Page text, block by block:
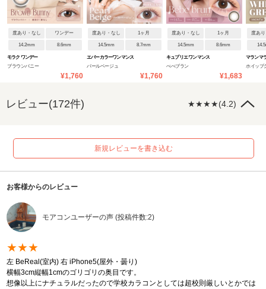
度あり・なし ワンデー
14.2mm 8.6mm
モラク ワンデー
ブラウンバニー
¥1,760
度あり・なし 1ヶ月
14.5mm 8.7mm
エバーカラーワンマンス
パールベージュ
¥1,760
度あり・なし 1ヶ月
14.5mm 8.6mm
キュプリエ ワンマンス
べべブラン
¥1,683
度あ
マランマ
ホイップ
レビュー(172件) ★★★★(4.2)
新規レビューを書き込む
お客様からのレビュー
モアコンユーザーの声 (投稿件数:2)
★★★
左 BeReal(室内) 右 iPhone5(屋外・曇り)
横幅3cm縦幅1cmのゴリゴリの奥目です。
想像以上にナチュラルだったので学校カラコンとしては超校則厳しいとかでは